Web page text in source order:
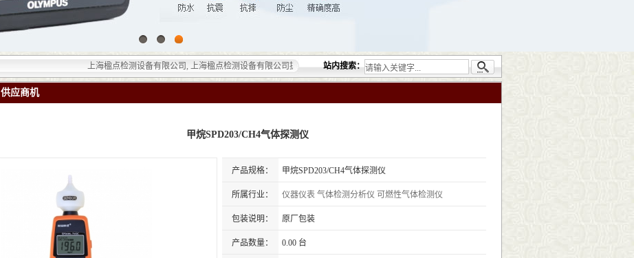
上海楹点检测设备有限公司, 上海楹点检测设备有限公司提供的无损检测仪器设备包括：超声检测（UT）；射线检测（RT）；渗透检测（PT）；磁粉
站内搜索：
供应商机
甲烷SPD203/CH4气体​探测仪
产品规格： 甲烷SPD203/CH4气体​探测仪
所属行业： 仪器仪表 气体检测分析仪 可燃性气体检测仪
包装说明： 原厂包装
产品数量： 0.00 台